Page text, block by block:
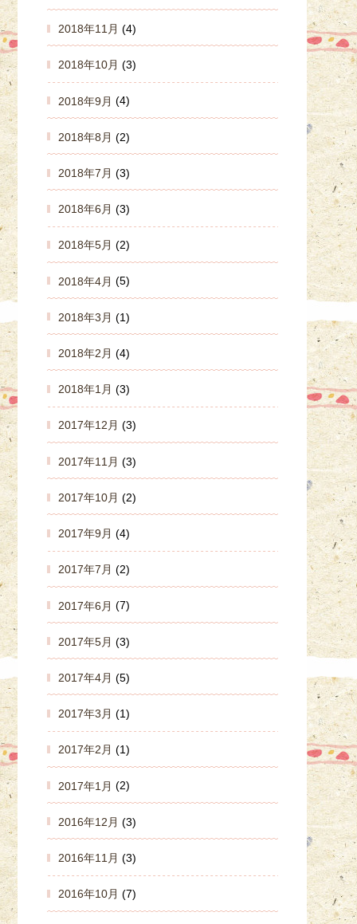
2018年11月 (4)
2018年10月 (3)
2018年9月 (4)
2018年8月 (2)
2018年7月 (3)
2018年6月 (3)
2018年5月 (2)
2018年4月 (5)
2018年3月 (1)
2018年2月 (4)
2018年1月 (3)
2017年12月 (3)
2017年11月 (3)
2017年10月 (2)
2017年9月 (4)
2017年7月 (2)
2017年6月 (7)
2017年5月 (3)
2017年4月 (5)
2017年3月 (1)
2017年2月 (1)
2017年1月 (2)
2016年12月 (3)
2016年11月 (3)
2016年10月 (7)